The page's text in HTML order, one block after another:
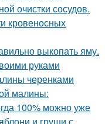
очистки сосудов.
кровеносных
выкопать яму.
руками
черенками
малины:
100% можно уже